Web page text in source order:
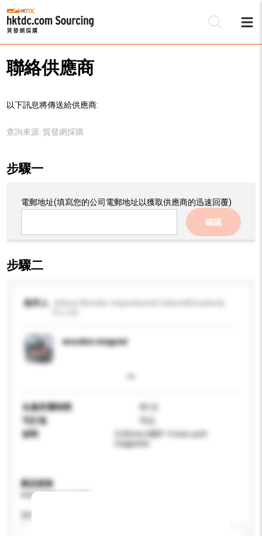
聯絡供應商
以下訊息將傳送給供應商:
查詢來源: 貿發網採購
步驟一
電郵地址(填寫您的公司電郵地址以獲取供應商的迅速回覆)
確認
步驟二
收件人
wooden magnet
生產所需時間
45 日
可訂造
可以
材料
2.65mm MDF +1mm soft
magnetic
產品規格
請提供您對產品的特定要求。